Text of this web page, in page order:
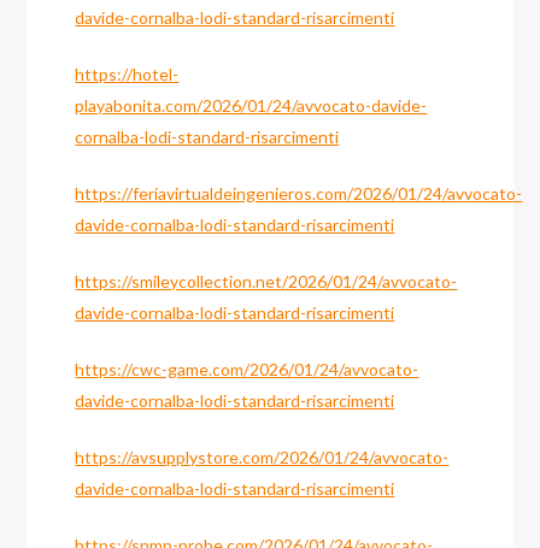
davide-cornalba-lodi-standard-risarcimenti
https://hotel-
playabonita.com/2026/01/24/avvocato-davide-
cornalba-lodi-standard-risarcimenti
https://feriavirtualdeingenieros.com/2026/01/24/avvocato-
davide-cornalba-lodi-standard-risarcimenti
https://smileycollection.net/2026/01/24/avvocato-
davide-cornalba-lodi-standard-risarcimenti
https://cwc-game.com/2026/01/24/avvocato-
davide-cornalba-lodi-standard-risarcimenti
https://avsupplystore.com/2026/01/24/avvocato-
davide-cornalba-lodi-standard-risarcimenti